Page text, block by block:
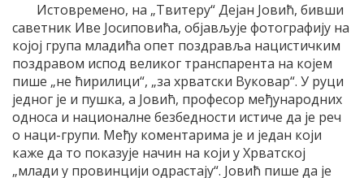
Истовремено, на „Твитеру“ Дејан Јовић, бивши
саветник Иве Јосиповића, објављује фотографију на
којој група младића опет поздравља нацистичким
поздравом испод великог транспарента на којем
пише „не ћирилици“, „за хрватски Вуковар“. У руци
једног је и пушка, а Јовић, професор међународних
односа и националне безбедности истиче да је реч
о наци-групи. Међу коментарима је и један који
каже да то показује начин на који у Хрватској
„млади у провинцији одрастају“. Јовић пише да је